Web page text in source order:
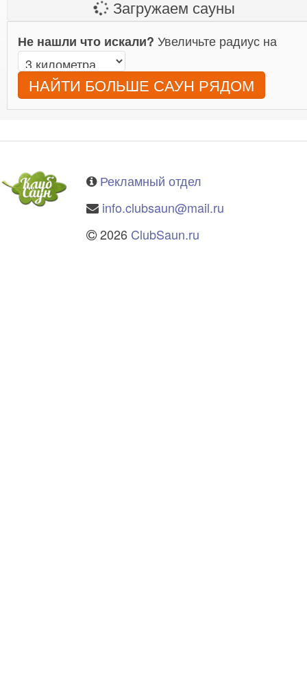
Загружаем сауны
Не нашли что искали? Увеличьте радиус на
НАЙТИ БОЛЬШЕ САУН РЯДОМ
Рекламный отдел
info.clubsaun@mail.ru
2026 ClubSaun.ru